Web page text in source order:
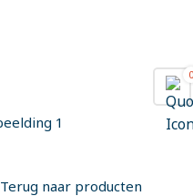
0
Terug naar producten